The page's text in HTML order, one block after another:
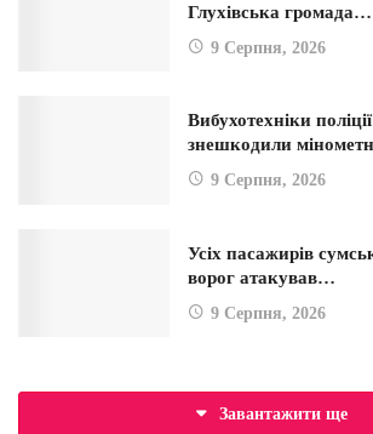
Глухівська громада…
9 Серпня, 2026
Вибухотехніки
знешкодили
9 Серпня, 2026
Усіх пасажирів
ворог атакував…
9 Серпня, 2026
Завантажити ще